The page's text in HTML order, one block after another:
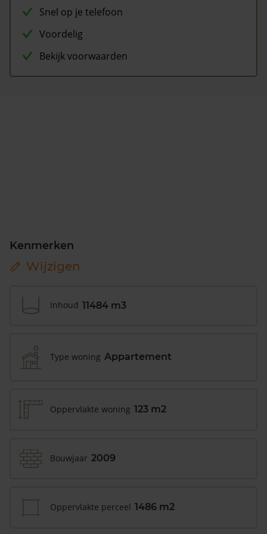
Snel op je telefoon
Voordelig
Bekijk voorwaarden
Kenmerken
Wijzigen
Inhoud 11484 m3
Type woning Appartement
Oppervlakte woning 123 m2
Bouwjaar 2009
Oppervlakte perceel 1486 m2